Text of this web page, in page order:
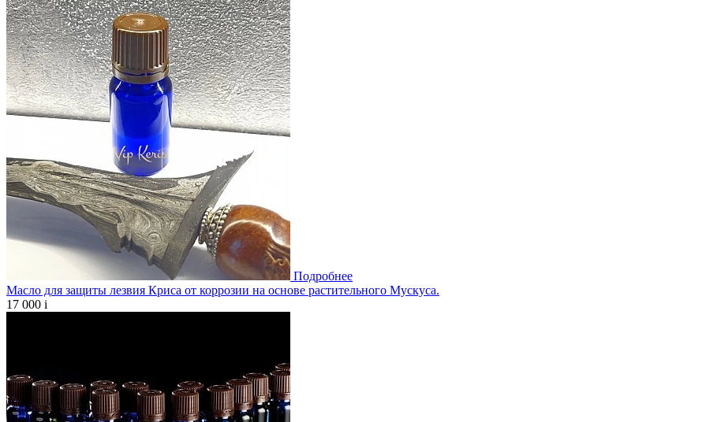
Подробнее
Масло для защиты лезвия Криса от коррозии на основе растительного Мускуса.
17 000 i